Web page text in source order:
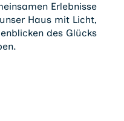
Erlebnisse
Haus mit Licht,
des Glücks